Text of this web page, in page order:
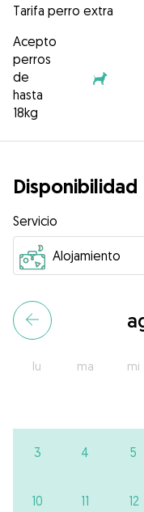
Tarifa perro extra
Acepto
perros
de
hasta
18kg
Disponibilidad
Servicio
lu ma mi
3 4 5
10 11 12